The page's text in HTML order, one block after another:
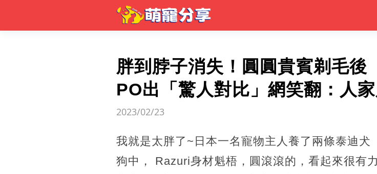
胖到脖子消失！圓圓貴賓剃毛
PO出「驚人對比」網笑翻：人
2023/02/23
我就是太胖了~日本一名寵物主人養了兩條泰迪
狗中， Razuri身材魁梧，圓滾滾的，看起來很有